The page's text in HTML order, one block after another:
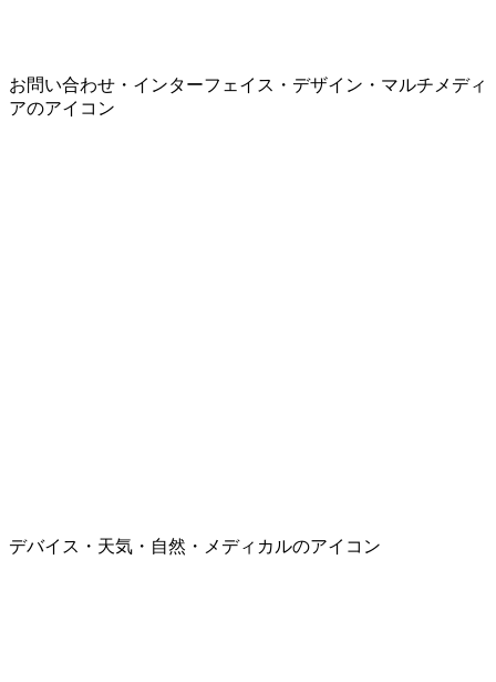
お問い合わせ・インターフェイス・デザイン・マルチメディ
アのアイコン
デバイス・天気・自然・メディカルのアイコン